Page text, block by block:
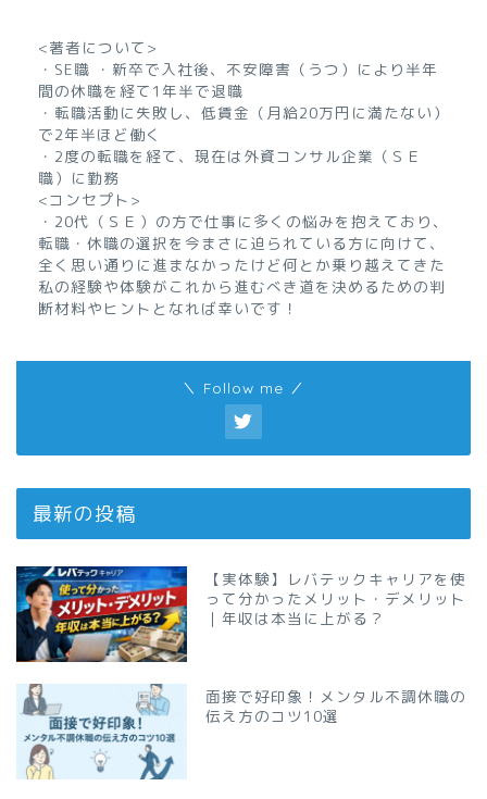
<著者について>
・SE職 ・新卒で入社後、不安障害（うつ）により半年
間の休職を経て1年半で退職
・転職活動に失敗し、低賃金（月給20万円に満たない）
で2年半ほど働く
・2度の転職を経て、現在は外資コンサル企業（ＳＥ
職）に勤務
<コンセプト>
・20代（ＳＥ）の方で仕事に多くの悩みを抱えており、
転職・休職の選択を今まさに迫られている方に向けて、
全く思い通りに進まなかったけど何とか乗り越えてきた
私の経験や体験がこれから進むべき道を決めるための判
断材料やヒントとなれば幸いです！
＼ Follow me ／
最新の投稿
【実体験】レバテックキャリアを使
って分かったメリット・デメリット
｜年収は本当に上がる？
面接で好印象！メンタル不調休職の
伝え方のコツ10選